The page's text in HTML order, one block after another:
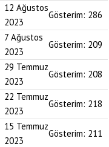
12 Ağustos
2023
Gösterim: 286
7 Ağustos
2023
Gösterim: 209
29 Temmuz
2023
Gösterim: 208
22 Temmuz
2023
Gösterim: 218
15 Temmuz
2023
Gösterim: 211